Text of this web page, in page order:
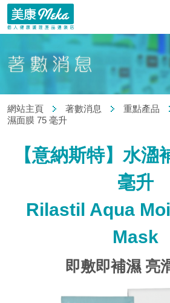
網站主頁 著數消息 重點產品
濕面膜 75 毫升
【意納斯特】水溋
毫升
Rilastil Aqua
Mask
即敷即補濕 亮